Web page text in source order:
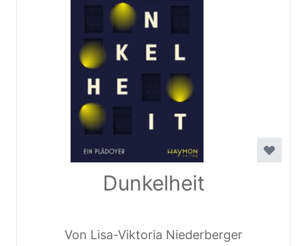
Dunkelheit
Von Lisa-Viktoria Niederberger